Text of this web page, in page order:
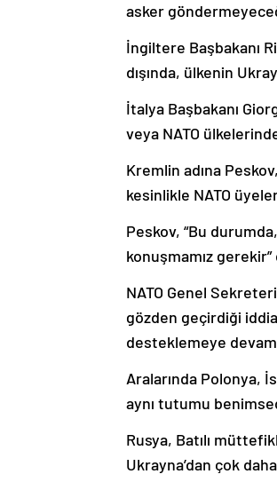
asker
İngiltere Başbakanı
dışında, ülkenin
İtalya Başbakanı
veya NATO
Kremlin adına
kesinlikle NATO
Peskov, “Bu
konuşmamız gerekir”
NATO Genel
gözden geçirdiği
desteklemeye
Aralarında Polonya,
aynı tutumu
Rusya, Batılı
Ukrayna’dan çok